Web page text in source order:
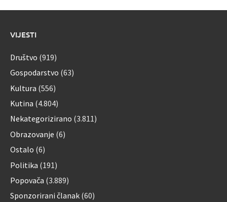
VIJESTI
Društvo (919)
Gospodarstvo (63)
Kultura (556)
Kutina (4.804)
Nekategorizirano (3.811)
Obrazovanje (6)
Ostalo (6)
Politika (191)
Popovača (3.889)
Sponzorirani članak (60)